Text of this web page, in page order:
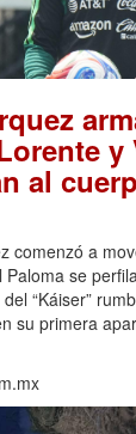
y
al
comenzó a
Paloma se
“Káiser”
su primera